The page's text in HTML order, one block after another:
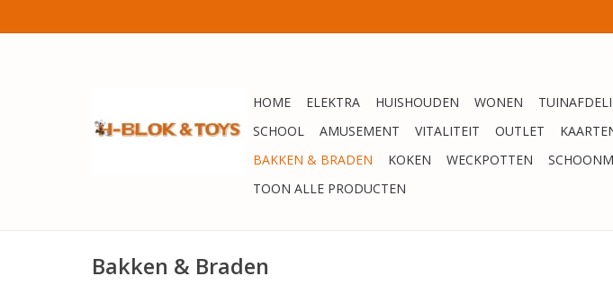
HOME ELEKTRA HUISHOUDEN WONEN
SCHOOL
AMUSEMENT VITALITEIT OUTLET
BAKKEN & BRADEN
KOKEN WECKPOTTEN
TOON ALLE PRODUCTEN
Bakken & Braden